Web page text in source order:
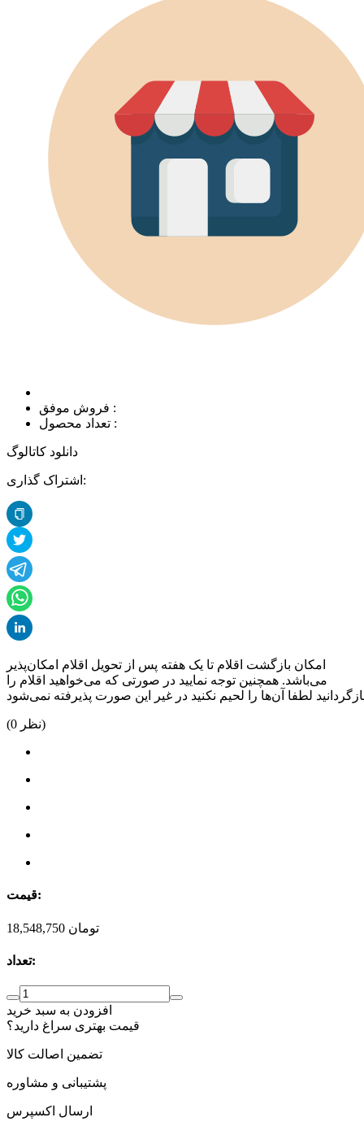
فروش موفق :
تعداد محصول :
دانلود کاتالوگ
اشتراک گذاری:
امکان بازگشت اقلام تا یک هفته پس از تحویل اقلام امکان‌پذیر
می‌باشد. همچنین توجه نمایید در صورتی که می‌خواهید اقلام را
(0 نظر)
قیمت:
18,548,750 تومان
تعداد:
افزودن به سبد خرید
قیمت بهتری سراغ دارید؟
تضمین اصالت کالا
پشتیبانی و مشاوره
ارسال اکسپرس